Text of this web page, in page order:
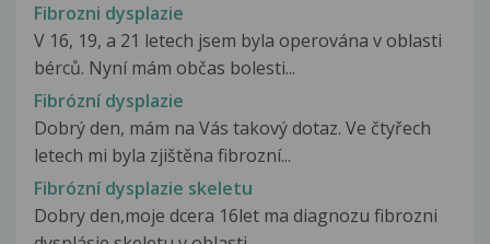
Fibrozni dysplazie
V 16, 19, a 21 letech jsem byla operována v oblasti
bérců. Nyní mám občas bolesti...
Fibrózní dysplazie
Dobrý den, mám na Vás takový dotaz. Ve čtyřech
letech mi byla zjištěna fibrozní...
Fibrózní dysplazie skeletu
Dobry den,moje dcera 16let ma diagnozu fibrozni